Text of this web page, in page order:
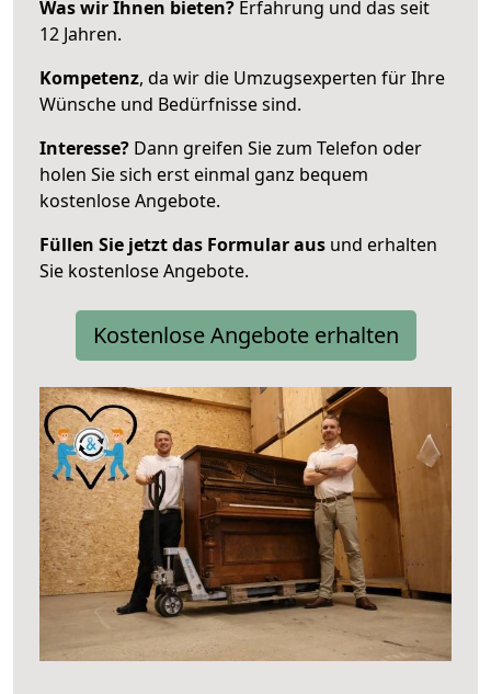
Was wir Ihnen bieten? Erfahrung und das seit
12 Jahren.
Kompetenz, da wir die Umzugsexperten für Ihre
Wünsche und Bedürfnisse sind.
Interesse? Dann greifen Sie zum Telefon oder
holen Sie sich erst einmal ganz bequem
kostenlose Angebote.
Füllen Sie jetzt das Formular aus und erhalten
Sie kostenlose Angebote.
Kostenlose Angebote erhalten